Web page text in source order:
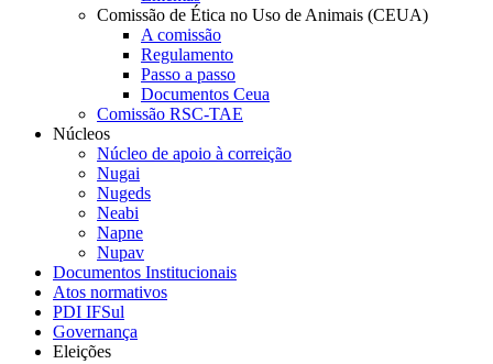
Comissão de Ética no Uso de Animais (CEUA)
A comissão
Regulamento
Passo a passo
Documentos Ceua
Comissão RSC-TAE
Núcleos
Núcleo de apoio à correição
Nugai
Nugeds
Neabi
Napne
Nupav
Documentos Institucionais
Atos normativos
PDI IFSul
Governança
Eleições